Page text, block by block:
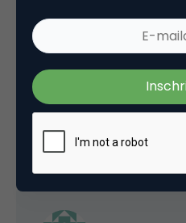
@J-OE: goed dat je
(2000) ook spellen kunt?
22 oktober 2007 om